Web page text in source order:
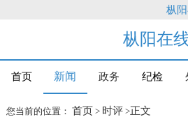
枞
枞阳在
首页 新闻 政务 纪检
您当前的位置： 首页 > 时评>正文